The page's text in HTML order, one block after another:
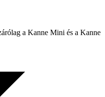
a Kanne Mini és a Kanne